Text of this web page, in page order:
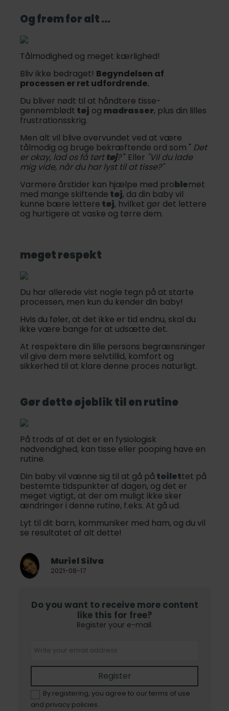
Og frem for alt ...
Tålmodighed og meget kærlighed!
Bliv ikke bedraget! Begyndelsen af
processen er ret udfordrende.
Du bliver nødt til at håndtere tisse-
gennemblødt tøj og madrasser, plus din lilles
frustrationsskrig.
Men alt vil blive overvundet ved at være
tålmodig og bruge bekræftende ord som " Det
er okay, lad os få tørttøj?" Eller "Vil du lade
mig vide, når du har lyst til at tisse?"
Varmere årstider kan hjælpe med problemet
med mange skiftende tøj, da din baby vil
kunne bære lettere tøj, hvilket gør det lettere
og hurtigere at vaske og tørre dem.
meget respekt
Du har allerede vist nogle tegn på at starte
processen, men kun du kender din baby!
Hvis du føler, at det ikke er tid endnu, skal du
ikke være bange for at udsætte det.
At respektere din lille persons begrænsninger
vil give dem mere selvtillid, komfort og
sikkerhed til at klare denne proces naturligt.
Gør dette øjeblik til en rutine
På trods af at det er en fysiologisk
nødvendighed, kan tisse eller pooping have en
rutine.
Din baby vil vænne sig til at gå på toilettet på
bestemte tidspunkter af dagen, og det er
meget vigtigt, at der om muligt ikke sker
ændringer i denne rutine, f.eks. At gå ud.
Lyt til dit barn, kommuniker med ham, og du vil
se resultatet af alt dette!
Muriel Silva
2021-08-17
Do you want to receive more content
like this for free?
Register your e-mail.
Register
By registering, you agree to our terms of use
and privacy policies.